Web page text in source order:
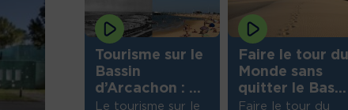
en
le
Tourisme sur le
Bassin
d’Arcachon : ...
Le tourisme sur le
Faire le tour du
Monde sans
quitter le Bas...
Faire le tour du